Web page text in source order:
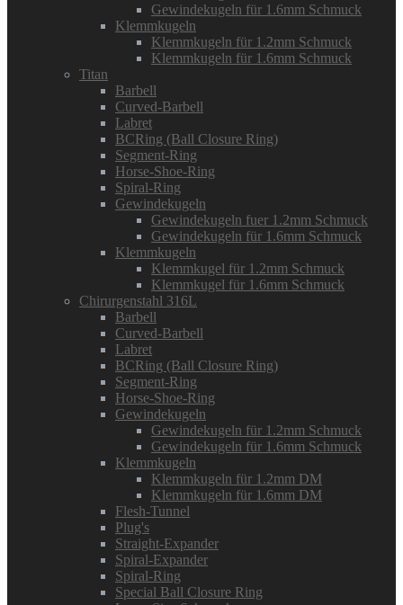
Gewindekugeln für 1.6mm Schmuck
Klemmkugeln
Klemmkugeln für 1.2mm Schmuck
Klemmkugeln für 1.6mm Schmuck
Titan
Barbell
Curved-Barbell
Labret
BCRing (Ball Closure Ring)
Segment-Ring
Horse-Shoe-Ring
Spiral-Ring
Gewindekugeln
Gewindekugeln fuer 1.2mm Schmuck
Gewindekugeln für 1.6mm Schmuck
Klemmkugeln
Klemmkugel für 1.2mm Schmuck
Klemmkugel für 1.6mm Schmuck
Chirurgenstahl 316L
Barbell
Curved-Barbell
Labret
BCRing (Ball Closure Ring)
Segment-Ring
Horse-Shoe-Ring
Gewindekugeln
Gewindekugeln für 1.2mm Schmuck
Gewindekugeln für 1.6mm Schmuck
Klemmkugeln
Klemmkugeln für 1.2mm DM
Klemmkugeln für 1.6mm DM
Flesh-Tunnel
Plug's
Straight-Expander
Spiral-Expander
Spiral-Ring
Special Ball Closure Ring